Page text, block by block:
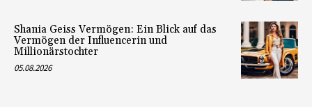
Shania Geiss Vermögen: Ein Blick auf das
Vermögen der Influencerin und
Millionärstochter
05.08.2026